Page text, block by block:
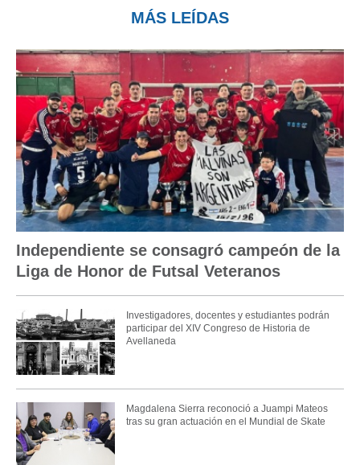
MÁS LEÍDAS
Independiente se consagró campeón de la
Liga de Honor de Futsal Veteranos
Investigadores, docentes y estudiantes podrán
participar del XIV Congreso de Historia de
Avellaneda
Magdalena Sierra reconoció a Juampi Mateos
tras su gran actuación en el Mundial de Skate